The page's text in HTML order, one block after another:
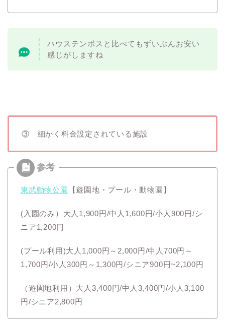
ハウステンボスと比べてもずいぶんお安い
感じがしますね
③ 細かく料金設定されている施設
東武動物公園 【遊園地・プール・動物園】
(入園のみ）大人1,900円/中人1,600円/小人900円/シ
ニア1,200円
(プール利用)大人1,000円～2,000円/中人700円～
1,700円/小人300円～1,300円/シニア900円~2,100円
（遊園地利用）大人3,400円/中人3,400円/小人3,100
円/シニア2,800円